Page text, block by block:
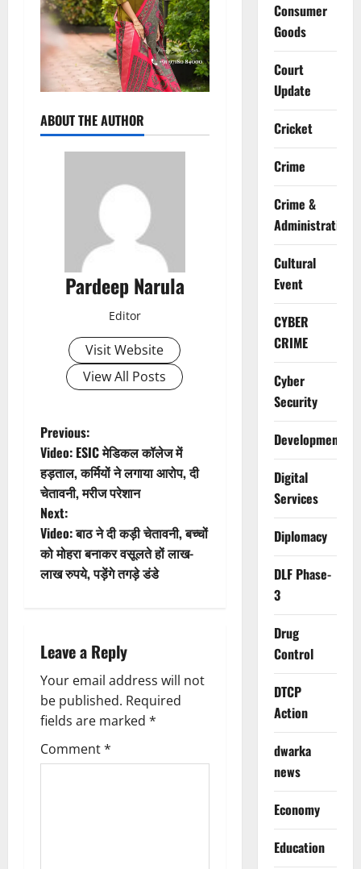
ABOUT THE AUTHOR
Pardeep Narula
Editor
Visit Website
View All Posts
P
o
s
t
n
v
i
g
a
Previous:
Video: ESIC मेडिकल कॉलेज में
हड़ताल, कर्मियों ने लगाया आरोप, दी
चेतावनी, मरीज परेशान
Next:
Video: बाठ ने दी कड़ी चेतावनी, बच्चों
को मोहरा बनाकर वसूलते हों लाख-
लाख रुपये, पड़ेंगे तगड़े डंडे
Leave a Reply
Your email address will not
be published. Required
fields are marked *
Comment*
Consumer
Goods
Court
Update
Cricket
Crime
Crime &
Administration
Cultural
Event
CYBER
CRIME
Cyber
Security
Development
Digital
Services
Diplomacy
DLF Phase-
3
Drug
Control
DTCP
Action
dwarka
news
Economy
Education